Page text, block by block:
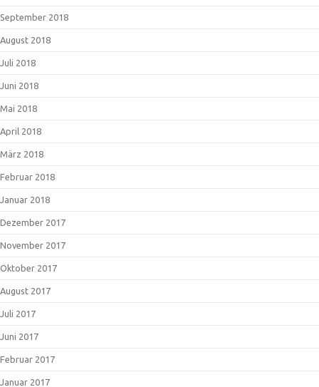
September 2018
August 2018
Juli 2018
Juni 2018
Mai 2018
April 2018
März 2018
Februar 2018
Januar 2018
Dezember 2017
November 2017
Oktober 2017
August 2017
Juli 2017
Juni 2017
Februar 2017
Januar 2017